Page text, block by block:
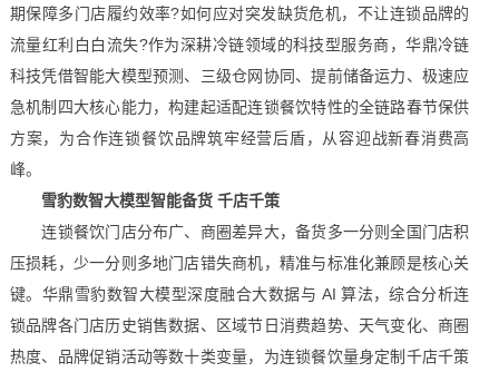
期保障多门店履约效率?如何应对突发缺货危机，不让连锁品牌的
流量红利白白流失?作为深耕冷链领域的科技型服务商，华鼎冷链
科技凭借智能大模型预测、三级仓网协同、提前储备运力、极速应
急机制四大核心能力，构建起适配连锁餐饮特性的全链路春节保供
方案，为合作连锁餐饮品牌筑牢经营后盾，从容迎战新春消费高
峰。
雪豹数智大模型智能备货 千店千策
连锁餐饮门店分布广、商圈差异大，备货多一分则全国门店积
压损耗，少一分则多地门店错失商机，精准与标准化兼顾是核心关
键。华鼎雪豹数智大模型深度融合大数据与 AI 算法，综合分析连
锁品牌各门店历史销售数据、区域节日消费趋势、天气变化、商圈
热度、品牌促销活动等数十类变量，为连锁餐饮量身定制千店千策